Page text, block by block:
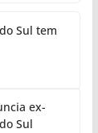
Sul tem
ex-
Sul